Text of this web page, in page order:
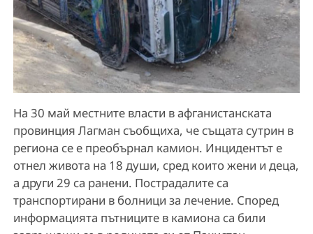
На 30 май местните власти в афганистанската
провинция Лагман съобщиха, че същата сутрин в
региона се е преобърнал камион. Инцидентът е
отнел живота на 18 души, сред които жени и деца,
а други 29 са ранени. Пострадалите са
транспортирани в болници за лечение. Според
информацията пътниците в камиона са били